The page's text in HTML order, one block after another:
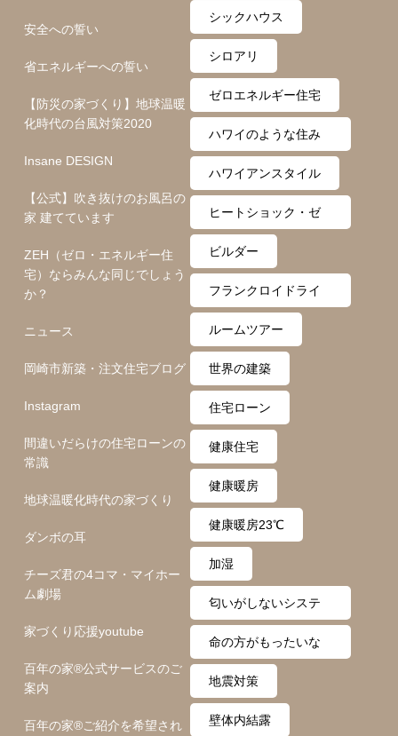
安全への誓い
省エネルギーへの誓い
【防災の家づくり】地球温暖
化時代の台風対策2020
Insane DESIGN
【公式】吹き抜けのお風呂の
家 建てています
ZEH（ゼロ・エネルギー住
宅）ならみんな同じでしょう
か？
ニュース
岡崎市新築・注文住宅ブログ
Instagram
間違いだらけの住宅ローンの
常識
地球温暖化時代の家づくり
ダンボの耳
チーズ君の4コマ・マイホー
ム劇場
家づくり応援youtube
百年の家®️公式サービスのご
案内
百年の家®️ご紹介を希望され
シックハウス
シロアリ
ゼロエネルギー住宅
ハワイのような住み
心地
ハワイアンスタイル
ヒートショック・ゼ
ロ月間
ビルダー
フランクロイドライ
ト
ルームツアー
世界の建築
住宅ローン
健康住宅
健康暖房
健康暖房23℃
加湿
匂いがしないシステ
ム
命の方がもったいな
い
地震対策
壁体内結露